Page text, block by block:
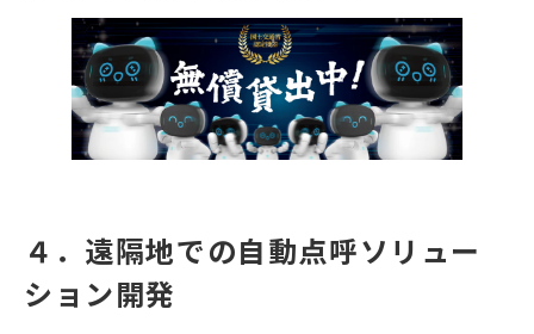
４．遠隔地での自動点呼ソリュー
ション開発